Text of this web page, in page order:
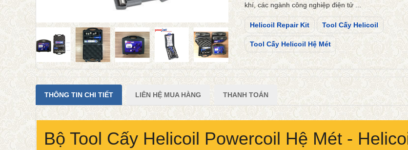
khí, các ngành công nghiệp điện tử ...
Helicoil Repair Kit Tool Cấy Helicoil
Tool Cấy Helicoil Hệ Mét
THÔNG TIN CHI TIẾT LIÊN HỆ MUA HÀNG THANH TOÁN
Bộ Tool Cấy Helicoil Powercoil Hệ Mét -